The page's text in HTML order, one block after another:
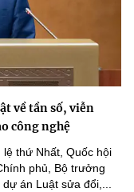
về tần số, viễn
công nghệ
thứ Nhất, Quốc hội
phủ, Bộ trưởng
án Luật sửa đổi,...